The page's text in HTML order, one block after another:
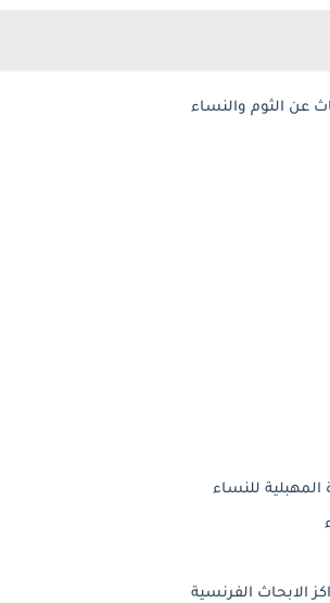
عن الثوم والنساء
المهبلية للنساء
الابحاث الفرنسية